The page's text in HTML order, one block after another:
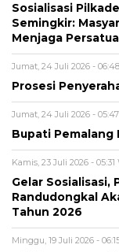
Sosialisasi
Semingkir:
Menjaga
Jumat, 24 Juli 2026 -
Prosesi
Jumat, 24 Juli 2026 -
Bupati Pemalang
Kamis, 23 Juli 2026 - 05:31
Gelar Sosialisasi,
Randudongkal
Tahun 2026
Minggu, 19 Juli 2026 -